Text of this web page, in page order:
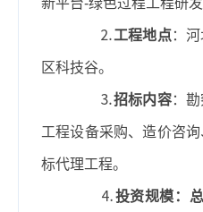
⒉工程地点：
区科技谷。
⒊招标内容：勘
工程设备采购、造价咨
标代理工程。
⒋投资规模：